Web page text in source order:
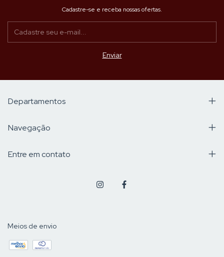
Cadastre-se e receba nossas ofertas.
Departamentos
Navegação
Entre em contato
Meios de envio